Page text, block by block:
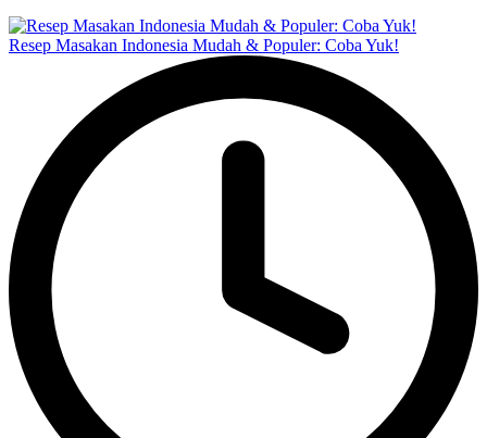
Resep Masakan Indonesia Mudah & Populer: Coba Yuk!